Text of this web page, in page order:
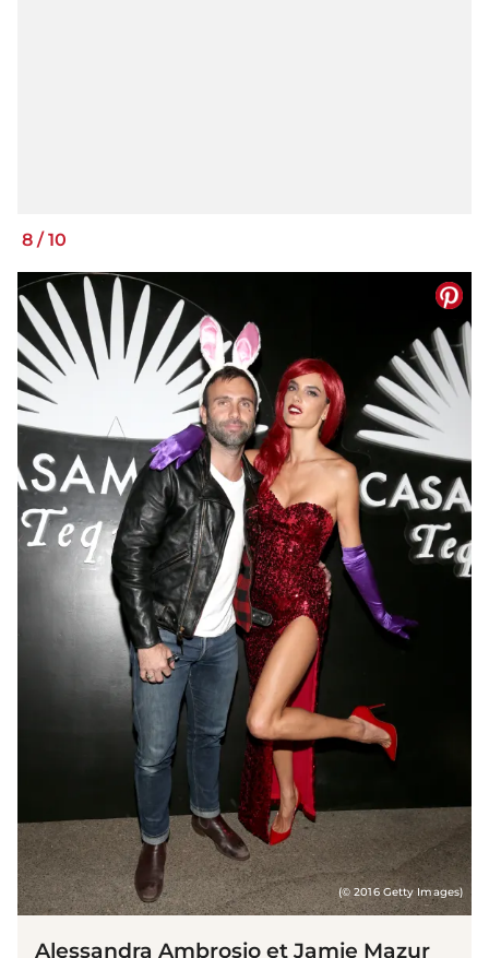
8 /10
(© 2016 Getty Images)
Alessandra Ambrosio et Jamie Mazur